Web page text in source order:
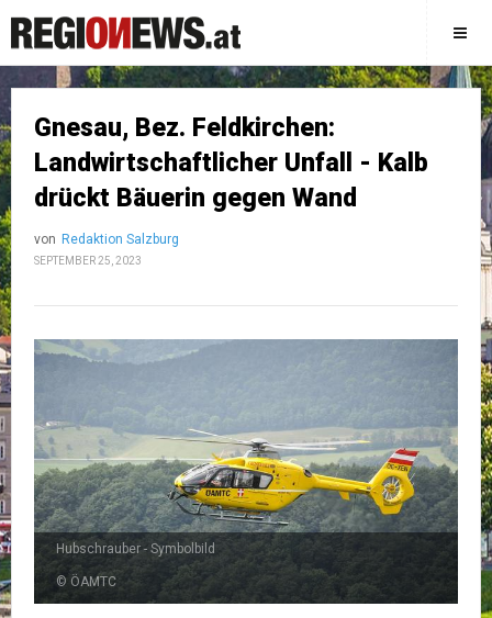
Gnesau, Bez. Feldkirchen:
Landwirtschaftlicher Unfall - Kalb
drückt Bäuerin gegen Wand
von Redaktion Salzburg
SEPTEMBER 25, 2023
Hubschrauber - Symbolbild
© ÖAMTC